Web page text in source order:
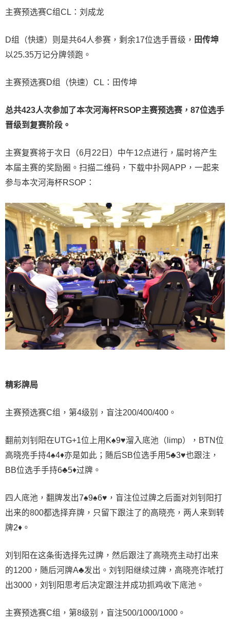
主赛预选赛C组CL：刘成龙
D组（快速）则是共64人参赛，剩余17位选手晋级， 田传坤
以25.35万记分牌领跑。
主赛预选赛D组（快速）CL：田传坤
总共423人次参加了本次河海杯RSOP主赛预选赛，87位选手
晋级到复赛阶段。
主赛复赛将于次日（6月22日）中午12点进行，届时将产生
本届主赛的奖励圈。扫描二维码，下载中扑网APP，一起来
参与本次河海杯RSOP：
精彩牌局
主赛预选赛C组，第4级别，盲注200/400/400。
翻前刘钊阳在UTG+1位上用K♠️9♥️溜入底池（limp），BTN位
高晓亮手持4♠️4♦️亦是如此；随后SB位选手用5♣️3♥️也跟注，
BB位选手手持6♣️5♦️过牌。
四人底池，翻牌发出7♠️9♠️6♥️，盲注位过牌之后面对刘钊阳打
出来的800都选择弃牌，只留下跟注了的高晓亮，两人来到转
牌2♦️。
刘钊阳在这条街选择先过牌，然后跟注了高晓亮主动打出来
的1200，随后河牌A♣️发出。刘钊阳继续过牌，高晓亮诈唬打
出3000，刘钊阳思考后决定跟注并成功抓鸡收下底池。
主赛预选赛C组，第8级别，盲注500/1000/1000。